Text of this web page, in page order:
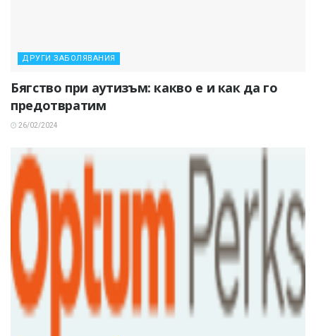
ДРУГИ ЗАБОЛЯВАНИЯ
Бягство при аутизъм: какво е и как да го
предотвратим
26/02/2024